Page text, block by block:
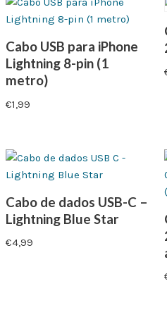
Cabo USB para iPhone
Lightning 8-pin (1
metro)
€1,99
Cabo de dados USB-C –
Lightning Blue Star
€4,99